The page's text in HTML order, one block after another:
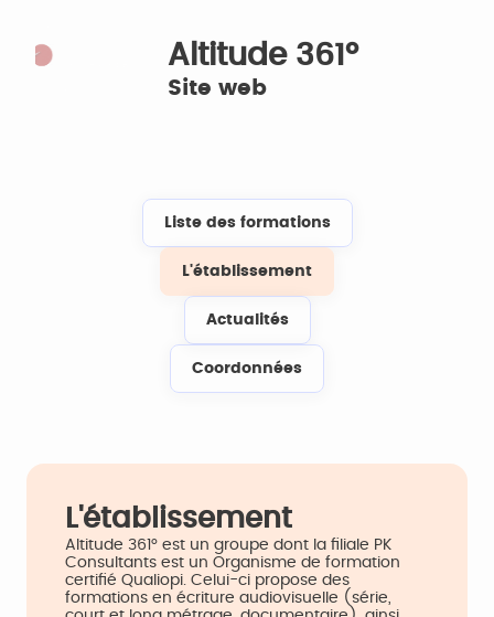
Altitude 361°
Site web
Liste des formations
L'établissement
Actualités
Coordonnées
L'établissement
Altitude 361° est un groupe dont la filiale PK
Consultants est un Organisme de formation
certifié Qualiopi. Celui-ci propose des
formations en écriture audiovisuelle (série,